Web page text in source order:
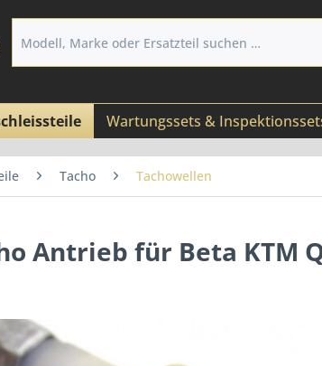
Wartungssets &
Tacho Tachowellen
Antrieb für Beta KTM